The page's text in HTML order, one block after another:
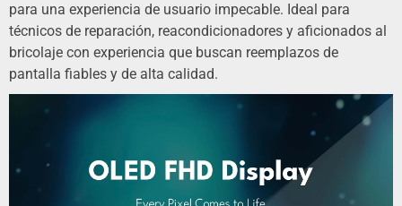
para una experiencia de usuario impecable. Ideal para
técnicos de reparación, reacondicionadores y aficionados al
bricolaje con experiencia que buscan reemplazos de
pantalla fiables y de alta calidad.